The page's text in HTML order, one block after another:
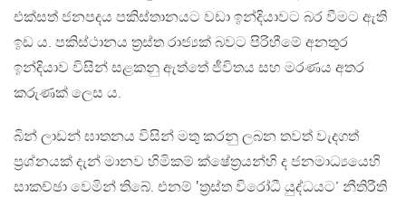
එක්සත් ජනපදය පකිස්තානයට වඩා ඉන්දියාවට බර වීමට ඇති
ඉඩ ය. පකිස්ථානය ත්‍රස්ත රාජ්‍යක් බවට පිරිහීමේ අනතුර
ඉන්දියාව විසින් සළකනු ඇත්තේ ජීවිතය සහ මරණය අතර
කරුණක් ලෙස ය.
බින් ලාඩන් ඝාතනය විසින් මතු කරනු ලබන තවත් වැදගත්
ප්‍රශ්නයක් දැන් මානව හිමිකම් ක්ෂේත්‍රයන්හි ද ජනමාධ්‍යයෙහි
සාකච්ඡා වෙමින් තිබේ. එනම් ‛ත්‍රස්ත විරෝධී යුද්ධයට’ නීතිරීති